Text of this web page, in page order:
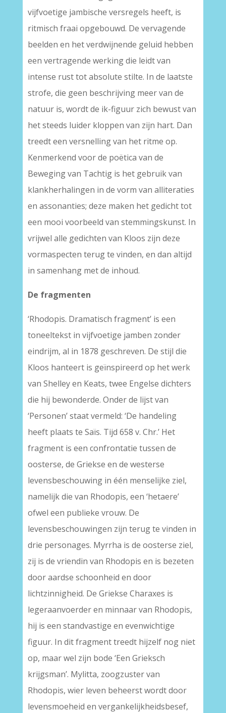
vijfvoetige jambische versregels heeft, is
ritmisch fraai opgebouwd. De vervagende
beelden en het verdwijnende geluid hebben
een vertragende werking die leidt van
intense rust tot absolute stilte. In de laatste
strofe, die geen beschrijving meer van de
natuur is, wordt de ik-figuur zich bewust van
het steeds luider kloppen van zijn hart. Dan
treedt een versnelling van het ritme op.
Kenmerkend voor de poëtica van de
Beweging van Tachtig is het gebruik van
klankherhalingen in de vorm van alliteraties
en assonanties; deze maken het gedicht tot
een mooi voorbeeld van stemmingskunst. In
vrijwel alle gedichten van Kloos zijn deze
vormaspecten terug te vinden, en dan altijd
in samenhang met de inhoud.
De fragmenten
‘Rhodopis. Dramatisch fragment’ is een
toneeltekst in vijfvoetige jamben zonder
eindrijm, al in 1878 geschreven. De stijl die
Kloos hanteert is geïnspireerd op het werk
van Shelley en Keats, twee Engelse dichters
die hij bewonderde. Onder de lijst van
‘Personen’ staat vermeld: ‘De handeling
heeft plaats te Saïs. Tijd 658 v. Chr.’ Het
fragment is een confrontatie tussen de
oosterse, de Griekse en de westerse
levensbeschouwing in één menselijke ziel,
namelijk die van Rhodopis, een ‘hetaere’
ofwel een publieke vrouw. De
levensbeschouwingen zijn terug te vinden in
drie personages. Myrrha is de oosterse ziel,
zij is de vriendin van Rhodopis en is bezeten
door aardse schoonheid en door
lichtzinnigheid. De Griekse Charaxes is
legeraanvoerder en minnaar van Rhodopis,
hij is een standvastige en evenwichtige
figuur. In dit fragment treedt hijzelf nog niet
op, maar wel zijn bode ‘Een Grieksch
krijgsman’. Mylitta, zoogzuster van
Rhodopis, wier leven beheerst wordt door
levensmoeheid en vergankelijkheidsbesef,